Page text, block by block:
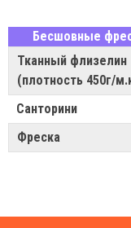
Бесшовные
Тканный флизелин
(плотность 450г/
Санторини
Фреска